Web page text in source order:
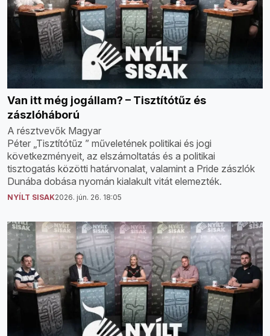
Van itt még jogállam? – Tisztítótűz és
zászlóháború
A résztvevők Magyar
Péter „Tisztítótűz ” műveletének politikai és jogi
következményeit, az elszámoltatás és a politikai
tisztogatás közötti határvonalat, valamint a Pride zászlók
Dunába dobása nyomán kialakult vitát elemezték.
NYÍLT SISAK2026. jún. 26. 18:05